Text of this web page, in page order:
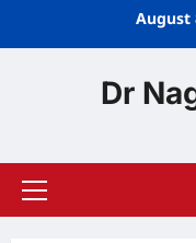
August
Dr
Primary